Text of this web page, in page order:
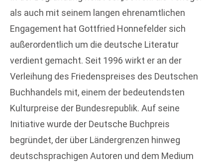
als auch mit seinem langen ehrenamtlichen
Engagement hat Gottfried Honnefelder sich
außerordentlich um die deutsche Literatur
verdient gemacht. Seit 1996 wirkt er an der
Verleihung des Friedenspreises des Deutschen
Buchhandels mit, einem der bedeutendsten
Kulturpreise der Bundesrepublik. Auf seine
Initiative wurde der Deutsche Buchpreis
begründet, der über Ländergrenzen hinweg
deutschsprachigen Autoren und dem Medium